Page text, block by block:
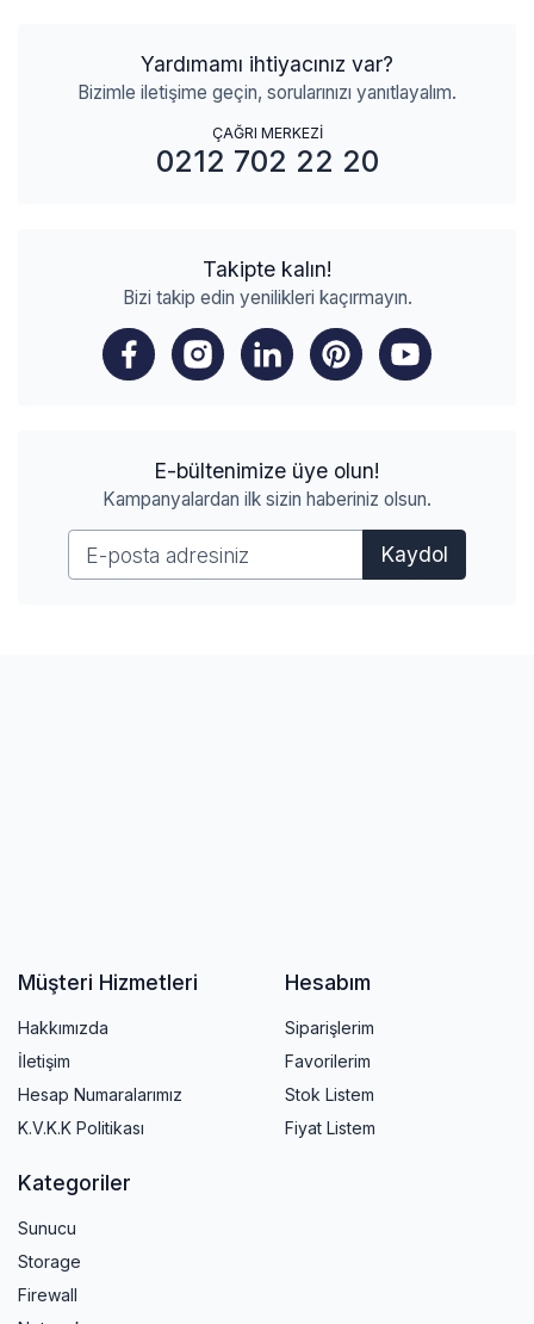
Yardımamı ihtiyacınız var?
Bizimle iletişime geçin, sorularınızı yanıtlayalım.
ÇAĞRI MERKEZİ
0212 702 22 20
Takipte kalın!
Bizi takip edin yenilikleri kaçırmayın.
E-bültenimize üye olun!
Kampanyalardan ilk sizin haberiniz olsun.
Kaydol
Müşteri Hizmetleri
Hakkımızda
İletişim
Hesap Numaralarımız
K.V.K.K Politikası
Hesabım
Siparişlerim
Favorilerim
Stok Listem
Fiyat Listem
Kategoriler
Sunucu
Storage
Firewall